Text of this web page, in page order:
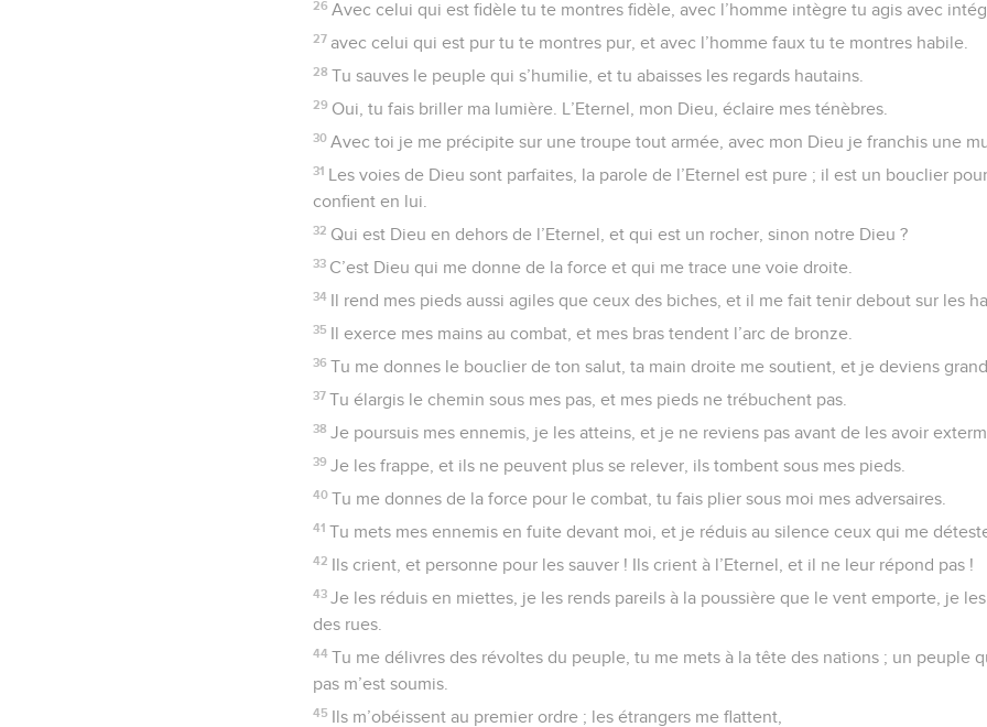
26 Avec celui qui est fidèle tu te montres fidèle, avec l’homme intègre tu agis avec
27 avec celui qui est pur tu te montres pur, et avec l’homme faux tu te montres habile.
28 Tu sauves le peuple qui s’humilie, et tu abaisses les regards hautains.
29 Oui, tu fais briller ma lumière. L’Eternel, mon Dieu, éclaire mes ténèbres.
30 Avec toi je me précipite sur une troupe tout armée, avec mon Dieu je franchis une
31 Les voies de Dieu sont parfaites, la parole de l’Eternel est pure ; il est un bouclier
confient en lui.
32 Qui est Dieu en dehors de l’Eternel, et qui est un rocher, sinon notre Dieu ?
33 C’est Dieu qui me donne de la force et qui me trace une voie droite.
34 Il rend mes pieds aussi agiles que ceux des biches, et il me fait tenir debout sur les
35 Il exerce mes mains au combat, et mes bras tendent l’arc de bronze.
36 Tu me donnes le bouclier de ton salut, ta main droite me soutient, et je deviens
37 Tu élargis le chemin sous mes pas, et mes pieds ne trébuchent pas.
38 Je poursuis mes ennemis, je les atteins, et je ne reviens pas avant de les avoir
39 Je les frappe, et ils ne peuvent plus se relever, ils tombent sous mes pieds.
40 Tu me donnes de la force pour le combat, tu fais plier sous moi mes adversaires.
41 Tu mets mes ennemis en fuite devant moi, et je réduis au silence ceux qui me
42 Ils crient, et personne pour les sauver ! Ils crient à l’Eternel, et il ne leur répond pas !
43 Je les réduis en miettes, je les rends pareils à la poussière que le vent emporte, je
des rues.
44 Tu me délivres des révoltes du peuple, tu me mets à la tête des nations ; un peuple
pas m’est soumis.
45 Ils m’obéissent au premier ordre ; les étrangers me flattent,